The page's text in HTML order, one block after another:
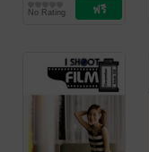
/ I SHOOT FILM
MAGAZINE
นิตยสารศิลปะ/
ภาพถ่าย/การ
No Rating